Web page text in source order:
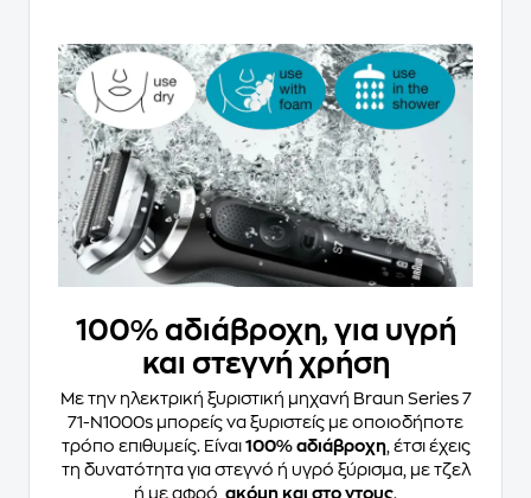
100% αδιάβροχη, για υγρή
και στεγνή χρήση
Με την ηλεκτρική ξυριστική μηχανή Braun Series 7
71-N1000s μπορείς να ξυριστείς με οποιοδήποτε
τρόπο επιθυμείς. Είναι 100% αδιάβροχη, έτσι έχεις
τη δυνατότητα για στεγνό ή υγρό ξύρισμα, με τζελ
ή με αφρό, ακόμη και στο ντους.